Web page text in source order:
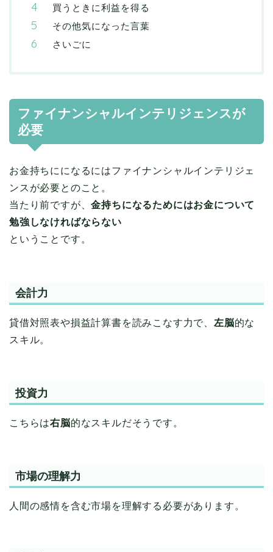
買うときに利益を得る
その他気になった言葉
さいごに
ファイナンシャルインテリジェンスが
必要
お金持ちにになるにはファイナンシャルインテリジェ
ンスが必要とのこと。
当たり前ですが、金持ちになるためにはお金について
勉強しなければならない
ということです。
会計力
貸借対照表や損益計算書を読みこなす力で、 左脳的な
スキル。
投資力
こちらは右脳的なスキルだそうです。
市場の理解力
人間の感情を含む市場を理解する必要があります。